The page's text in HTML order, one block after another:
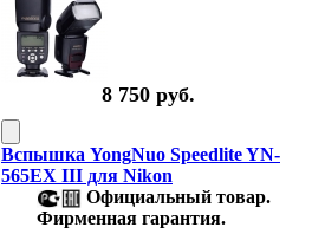
8 750 руб.
Вспышка YongNuo Speedlite YN-
565EX III для Nikon
Официальный товар.
Фирменная гарантия.